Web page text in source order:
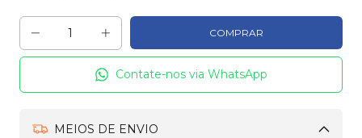
Contate-nos via WhatsApp
MEIOS DE ENVIO